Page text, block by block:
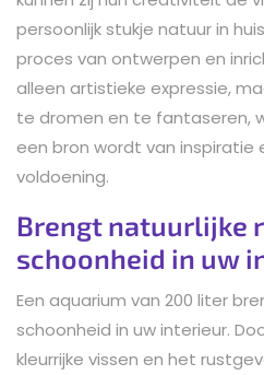
persoonlijk stukje natuur in
proces van ontwerpen en
alleen artistieke expressie,
te dromen en te fantaseren,
een bron wordt van inspiratie
voldoening.
Brengt natuurlijke
schoonheid in uw
Een aquarium van 200 liter
schoonheid in uw interieur.
kleurrijke vissen en het